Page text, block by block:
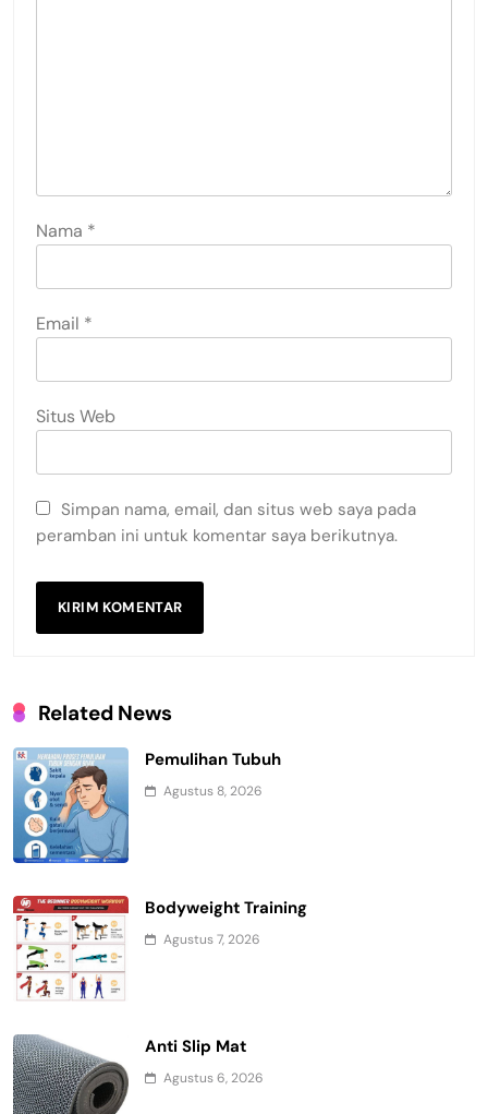
Nama *
Email *
Situs Web
Simpan nama, email, dan situs web saya pada
peramban ini untuk komentar saya berikutnya.
Related News
Pemulihan Tubuh
Agustus 8, 2026
Bodyweight Training
Agustus 7, 2026
Anti Slip Mat
Agustus 6, 2026